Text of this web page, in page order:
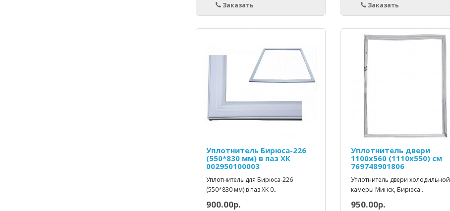
Заказать Заказать
Уплотнитель Бирюса-226
(550*830 мм) в паз ХК
002950100003
Уплотнитель для Бирюса-226
(550*830 мм) в паз ХК 0..
900.00р.
Уплотнитель двери
1100х560 (1110х550) см
769748901806
Уплотнитель двери холодильной
камеры Минск, Бирюса..
950.00р.